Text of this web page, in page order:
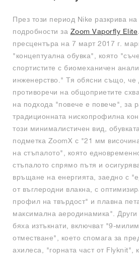
През този период Nike разкрива
подробности за Zoom Vaporfly Elite
пресцентъра на 7 март 2017 г.
"концептуална обувка", която
спортистите с биомеханичен
инженерство." Тя обясни също, че
противоречи на общоприетите
на подхода "повече е повече", за
традиционната нископрофилна
този минималистичен вид,
подметка ZoomX с "21 мм
на стъпалото", която
стъпалото спрямо пътя и
връщане на енергията, заедно с
от въглеродни влакна, с
профил на твърдост" и плавна
максимална аеродинамика". Други
бяха изтъкнати, включват "9-
отместване", което спомага за
ахилеса, "горната част от Flyknit",